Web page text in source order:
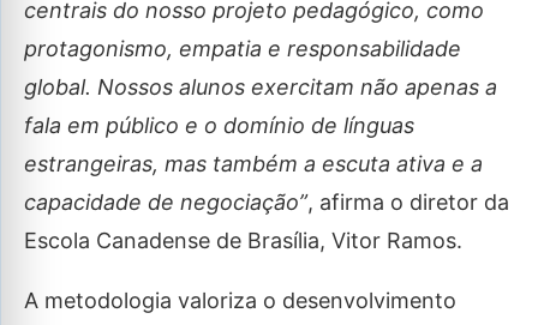
centrais do nosso projeto pedagógico, como
protagonismo, empatia e responsabilidade
global. Nossos alunos exercitam não apenas a
fala em público e o domínio de línguas
estrangeiras, mas também a escuta ativa e a
capacidade de negociação”, afirma o diretor da
Escola Canadense de Brasília, Vitor Ramos.
A metodologia valoriza o desenvolvimento